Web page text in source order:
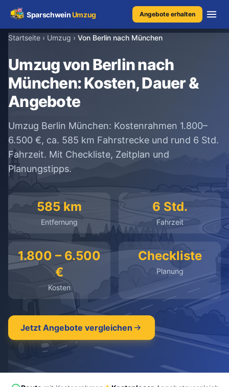
SparschweinUmzug Angebote erhalten
Umzugskosten
Kostenrechner
Ratgeber
Erfahrungen
Kostenlose Beratung
+49 1579 2639409
Startseite › Umzug › Von Berlin nach München
Umzug von Berlin nach
München: Kosten, Dauer &
Angebote
Umzug Berlin München: Kostenrahmen 1.800–
6.500 €, ca. 585 km Fahrstrecke und rund 6 Std.
Fahrzeit. Mit Checkliste, Zeitplan und
Planungstipps.
585 km
Entfernung
6 Std.
Fahrzeit
1.800 – 6.500
€
Kosten
Checkliste
Planung
Jetzt Angebote vergleichen